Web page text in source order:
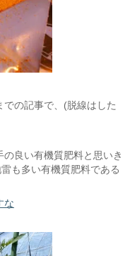
での記事で、(脱線はした
良い有機質肥料と思いき
も多い有機質肥料である
な